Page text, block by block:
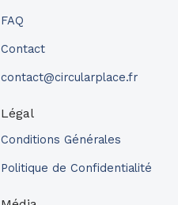
FAQ
Contact
contact@circularplace.fr
Légal
Conditions Générales
Politique de Confidentialité